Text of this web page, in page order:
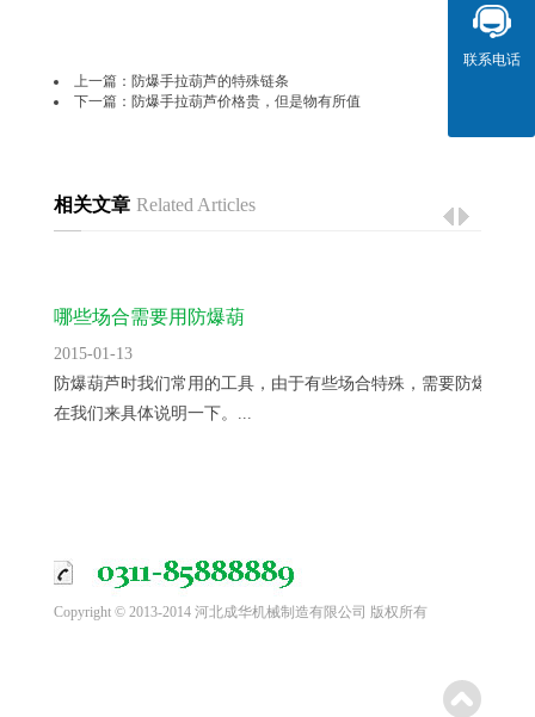
上一篇： 防爆手拉葫芦的特殊链条
下一篇： 防爆手拉葫芦价格贵，但是物有所值
相关文章 Related Articles
哪些场合需要用防爆葫
2015-01-13
防爆葫芦时我们常用的工具，由于有些场合特殊，需要防爆葫芦
在我们来具体说明一下。...
Copyright © 2013-2014 河北成华机械制造有限公司 版权所有
联系电话